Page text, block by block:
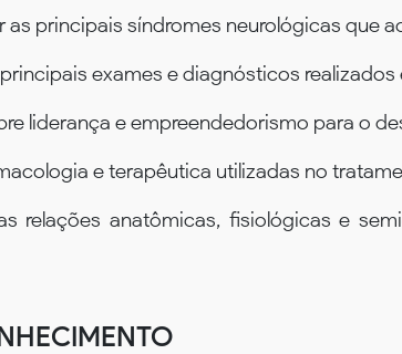
as principais síndromes neurológicas que
exames e diagnósticos realizados
liderança e empreendedorismo para o
e terapêutica utilizadas no
relações anatômicas, fisiológicas e